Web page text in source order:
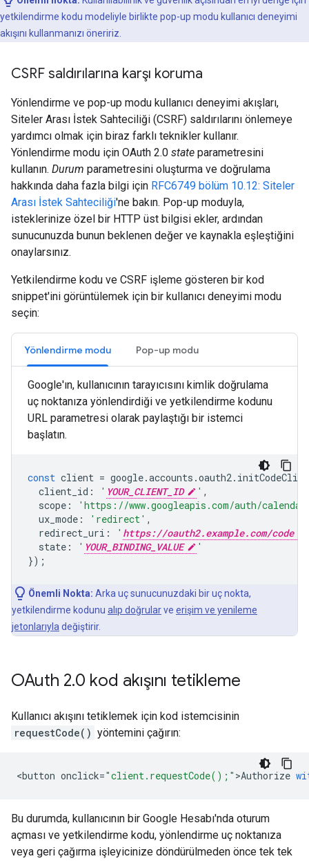
yetkilendirme kodu modeliyle birlikte pop-up modu kullanıcı deneyimi
akışını kullanmanızı öneririz.
CSRF saldırılarına karşı koruma
Yönlendirme ve pop-up modu kullanıcı deneyimi akışları,
Siteler Arası İstek Sahteciliği (CSRF) saldırılarını önlemeye
yardımcı olmak için biraz farklı teknikler kullanır.
Yönlendirme modu için OAuth 2.0 state parametresini
kullanın. Durum parametresini oluşturma ve doğrulama
hakkında daha fazla bilgi için RFC6749 bölüm 10.12: Siteler
Arası İstek Sahteciliği'ne bakın. Pop-up moduyla,
isteklerinize özel bir HTTP üst bilgisi ekler, ardından
sunucunuzda bunun beklenen değer ve kaynakla eşleştiğini
onaylarsınız.
Yetkilendirme kodu ve CSRF işleme gösteren bir kod
snippet'ini görüntülemek için bir kullanıcı deneyimi modu
seçin:
Yönlendirme modu Pop-up modu
Google'ın, kullanıcının tarayıcısını kimlik doğrulama
uç noktanıza yönlendirdiği ve yetkilendirme kodunu
URL parametresi olarak paylaştığı bir istemci
başlatın.
const client = google.accounts .oauth2.
client_id : ' YOUR_CLIENT_ID ' ,
scope :
'https://www.googleapis.com/auth/
ux_mode : 'redirect' ,
redirect_uri : ' https://oauth2.example.com/code
state : ' YOUR_BINDING_VALUE
'
});
Önemli Nokta: Arka uç sunucunuzdaki bir uç nokta,
yetkilendirme kodunu alıp doğrularve erişim ve yenileme
jetonlarıyla değiştirir.
OAuth 2.0 kod akışını tetikleme
Kullanıcı akışını tetiklemek için kod istemcisinin
requestCode() yöntemini çağırın:
<button onclick="client.requestCode();" >Authorize
Bu durumda, kullanıcının bir Google Hesabı'nda oturum
açması ve yetkilendirme kodu, yönlendirme uç noktanıza
veya geri çağırma işleyicinize döndürülmeden önce tek tek